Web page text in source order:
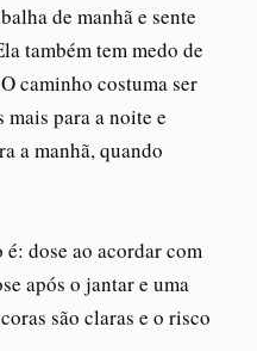
de manhã e sente
também tem medo de
caminho costuma ser
para a noite e
a manhã, quando
dose ao acordar com
após o jantar e uma
são claras e o risco